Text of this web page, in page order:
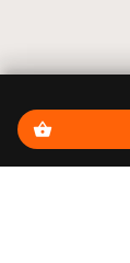
shopping_basket
Données
Paramétrer
Mentions
Conditions